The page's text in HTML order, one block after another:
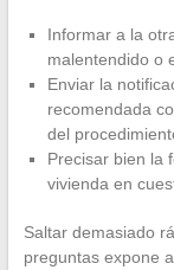
Informar a la
malentendido o
Enviar la
recomendada
del
Precisar bien la
vivienda en
Saltar demasiado
preguntas expone